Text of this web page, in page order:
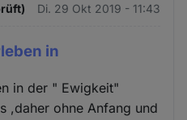
Di. 29 Okt 2019 - 11:43
in
in der " Ewigkeit"
,daher ohne Anfang und